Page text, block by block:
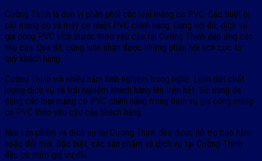
Cường Thịnh là đơn vị phân phối các loại màng co PVC. Các thiết bị
cắt màng co và máy co nhiệt PVC chính hãng. Cùng với đó, dịch vụ
gia công PVC kích thước theo yêu cầu tại Cường Thịnh đáp ứng các
nhu cầu. Qua đó, cũng luôn nhận được những phản hồi tích cực từ
quý khách hàng.
Cường Thịnh với nhiều năm kinh nghiệm trong nghề. Luôn đặt chất
lượng dịch vụ và trải nghiệm khách hàng lên trên hết. Sử dụng đa
dạng các loại màng co PVC chính hãng trong dịch vụ gia công màng
co PVC theo yêu cầu của khách hàng.
Mọi sản phẩm và dịch vụ tại Cường Thịnh đều được hỗ trợ bảo hành
hoặc đổi mới. Đặc biệt, các sản phẩm và dịch vụ tại Cường Thịnh
đều có mức giá ưu đãi.